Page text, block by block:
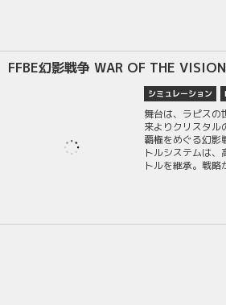
FFBE幻影戦争 WAR OF THE
シミュレーション
舞台は、ラピスの
来よりクリスタル
覇権をめぐる幻影
トルシステムは
トルを継承。戦略